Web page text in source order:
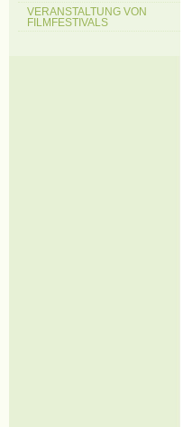
VERANSTALTUNG VON
FILMFESTIVALS